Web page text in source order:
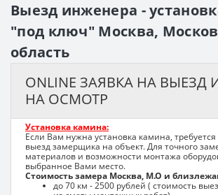
Выезд инженера -
"под ключ" Москва,
область
ONLINE ЗАЯВКА НА ВЫЕЗД
НА ОСМОТР
Установка камина:
Если Вам нужна установка камина,
выезд замерщика на объект. Для точного
материалов и возможности монтажа
выбранное Вами место.
Стоимость замера Москва, М.О и
до 70 км - 2500 рублей ( стоимость